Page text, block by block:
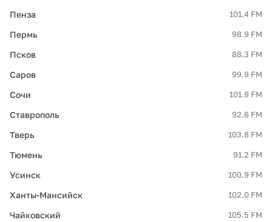
Пенза 101.4 FM
Пермь 98.9 FM
Псков 88.3 FM
Саров 99.9 FM
Сочи 101.9 FM
Ставрополь 92.6 FM
Тверь 103.8 FM
Тюмень 91.2 FM
Усинск 100.9 FM
Ханты-Мансийск 102.0 FM
Чайковский 105.5 FM